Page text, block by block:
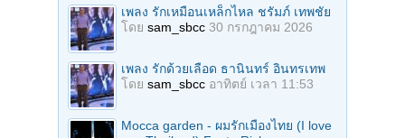
เพลง รักเหมือนเหล็กไหล ชรัมภ์ เทพชัย
โดย sam_sbcc 30 กรกฎาคม 2026
เพลง รักด้วยเลือด ธานินทร์ อินทรเทพ
โดย sam_sbcc อาทิตย์ เวลา 11:53
Mocca garden - ผมรักเมืองไทย (I love